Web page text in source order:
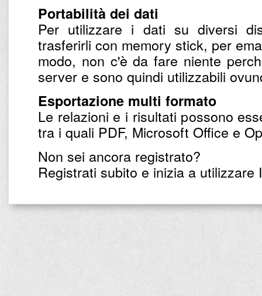
Portabilità dei dati
Per utilizzare i dati su diversi
trasferirli con memory stick, per
modo, non c'è da fare niente
server e sono quindi utilizzabili
Esportazione multi formato
Le relazioni e i risultati possono
tra i quali PDF, Microsoft Office e
Non sei ancora registrato?
Registrati subito e inizia a utilizzare